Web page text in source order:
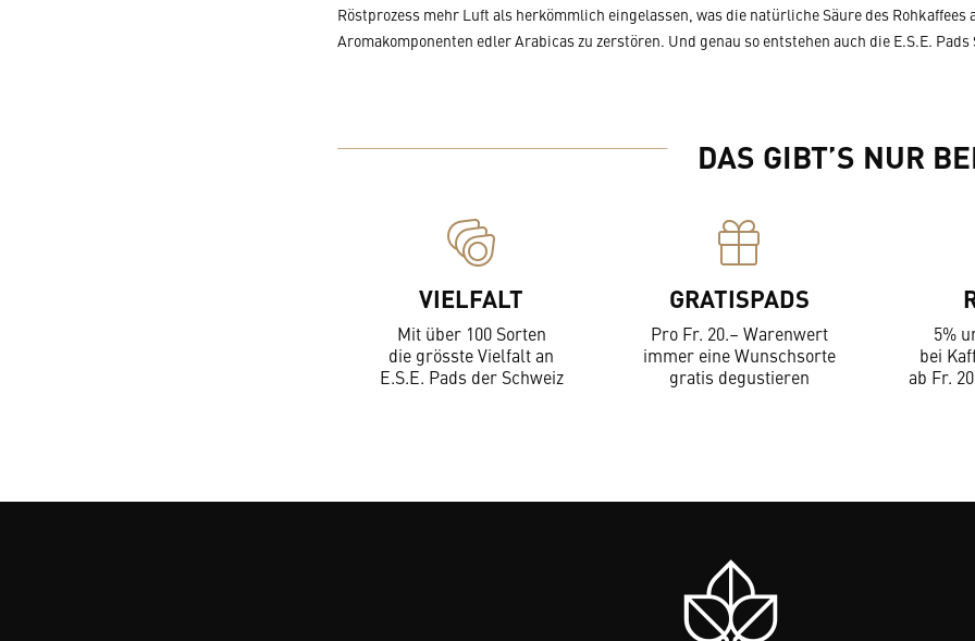
Röstprozess mehr Luft als herkömmlich eingelassen, was die natürliche Säure des
Aromakomponenten edler Arabicas zu zerstören. Und genau so entstehen auch die E.S.E. Pads
DAS GIBT’S NUR
VIELFALT
Mit über 100 Sorten
die grösste Vielfalt an
E.S.E. Pads der Schweiz
GRATISPADS
Pro Fr. 20.– Warenwert
immer eine Wunschsorte
gratis degustieren
5%
bei
ab Fr.